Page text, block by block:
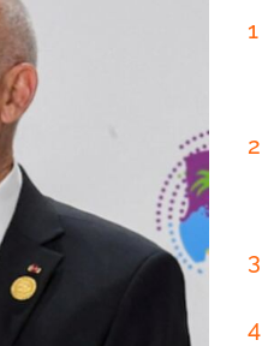
1
2
3
4